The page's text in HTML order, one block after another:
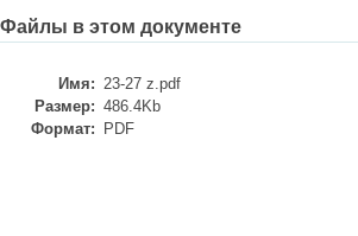
Файлы в этом документе
Имя: 23-27 z.pdf
Размер: 486.4Kb
Формат:
PDF